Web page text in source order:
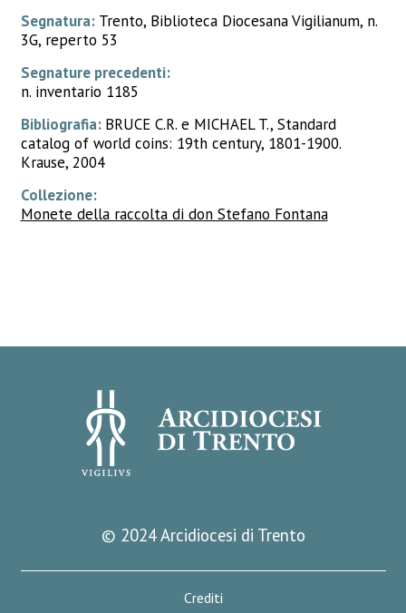
Segnatura: Trento, Biblioteca Diocesana Vigilianum, n.
3G, reperto 53
Segnature precedenti:
n. inventario 1185
Bibliografia: BRUCE C.R. e MICHAEL T., Standard
catalog of world coins: 19th century, 1801-1900.
Krause, 2004
Collezione:
Monete della raccolta di don Stefano Fontana
© 2024 Arcidiocesi di Trento
Crediti